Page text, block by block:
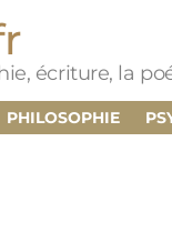
écriture, la
PHILOSOPHIE